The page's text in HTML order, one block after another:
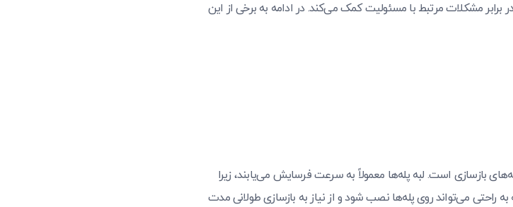
مشکلات مرتبط با مسئولیت کمک می‌کند. در ادامه به برخی از این
بازسازی است. لبه پله‌ها معمولاً به سرعت فرسایش می‌یابند، زیرا
راحتی می‌تواند روی پله‌ها نصب شود و از نیاز به بازسازی طولانی مدت